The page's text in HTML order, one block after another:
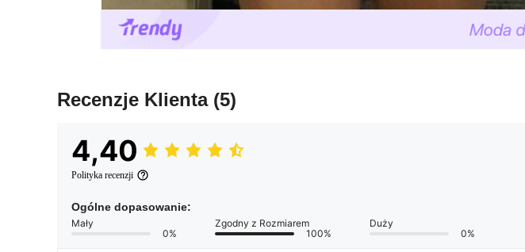
Recenzje Klienta (5)
4,40
Polityka recenzji
Ogólne dopasowanie:
Mały
0%
Zgodny z Rozmiarem
100%
Duży
0%